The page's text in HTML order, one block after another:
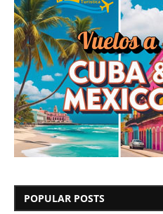
POPULAR POSTS